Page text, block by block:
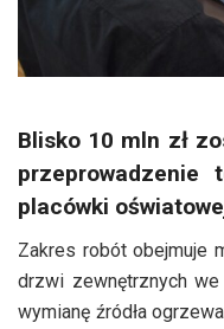
Blisko 10 mln zł
przeprowadzenie
placówki
Zakres robót obejmuje
drzwi zewnętrznych
wymianę źródła